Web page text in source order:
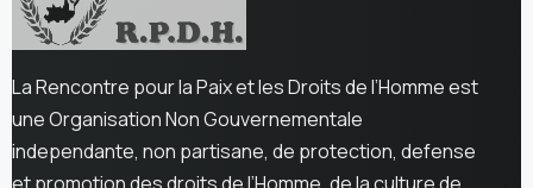
La Rencontre pour la Paix et les Droits de l’Homme est
une Organisation Non Gouvernementale
independante, non partisane, de protection, defense